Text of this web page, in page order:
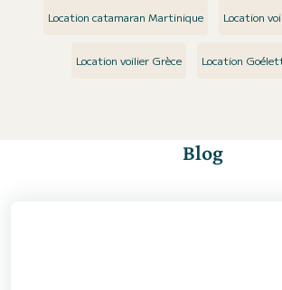
Location catamaran Martinique Location
Location voilier Grèce Location
Blog